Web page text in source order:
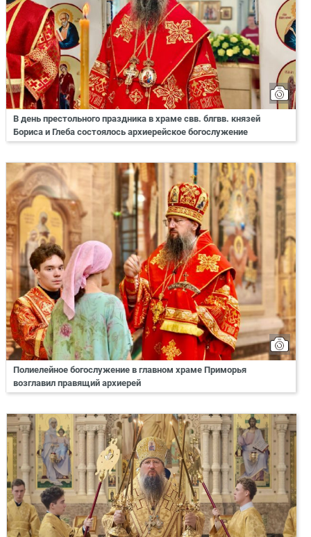
В день престольного праздника в храме свв. блгвв. князей
Бориса и Глеба состоялось архиерейское богослужение
Полиелейное богослужение в главном храме Приморья
возглавил правящий архиерей